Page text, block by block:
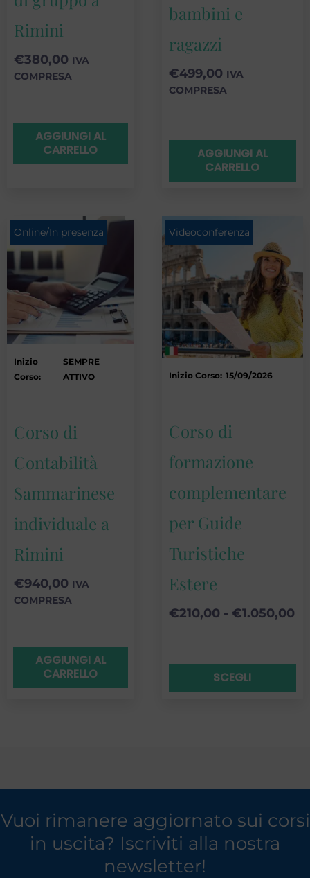
Rimini
€380,00 IVA
COMPRESA
AGGIUNGI AL
CARRELLO
bambini e
ragazzi
€499,00 IVA
COMPRESA
AGGIUNGI AL
CARRELLO
Inizio
Corso:
SEMPRE
ATTIVO
Online/In presenza
Corso di
Contabilità
Sammarinese
individuale a
Rimini
€940,00 IVA
COMPRESA
AGGIUNGI AL
CARRELLO
Inizio Corso: 15/09/2026
Videoconferenza
Corso di
formazione
complementare
per Guide
Turistiche
Estere
€210,00 - €1.050,00
da
a
SCEGLI
Vuoi rimanere aggiornato sui corsi
in uscita? Iscriviti alla nostra
newsletter!